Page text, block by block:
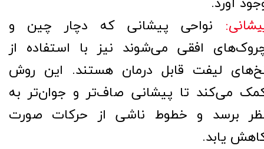
نواحی پیشانی که دچار چین و
افقی می‌شوند نیز با استفاده از
لیفت قابل درمان هستند. این روش
می‌کند تا پیشانی صاف‌تر و جوان‌تر به
برسد و خطوط ناشی از حرکات صورت
یابد.